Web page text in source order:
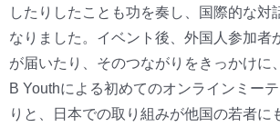
したりしたことも功を奏し、国際的な対
なりました。イベント後、外国人参加者
が届いたり、そのつながりをきっかけに
B Youthによる初めてのオンラインミー
りと、日本での取り組みが他国の若者に